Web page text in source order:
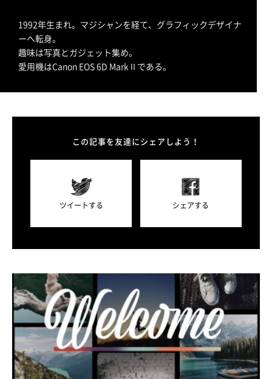
1992年生まれ。マジシャンを経て、グラフィックデザイナ
ーへ転身。
趣味は写真とガジェット集め。
愛用機はCanon EOS 6D MarkⅡである。
この記事を友達にシェアしよう！
ツイートする シェアする